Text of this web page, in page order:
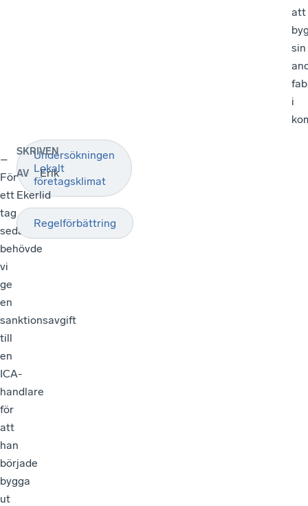
att
sin
i
–
För
ett
tag
sedan
behövde
vi
ge
en
sanktionsavgift
till
en
ICA-
handlare
för
att
han
började
bygga
ut
Undersökningen
Lokalt
företagsklimat
Regelförbättring
SKRIVEN
AV
Erik
Ekerlid